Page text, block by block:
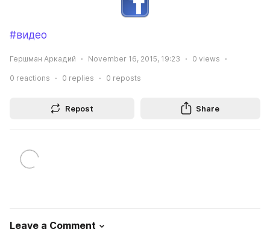
#видео
Гершман Аркадий November 16, 2015, 19:23 0 views
0 reactions 0 replies 0 reposts
Repost Share
Leave a Comment